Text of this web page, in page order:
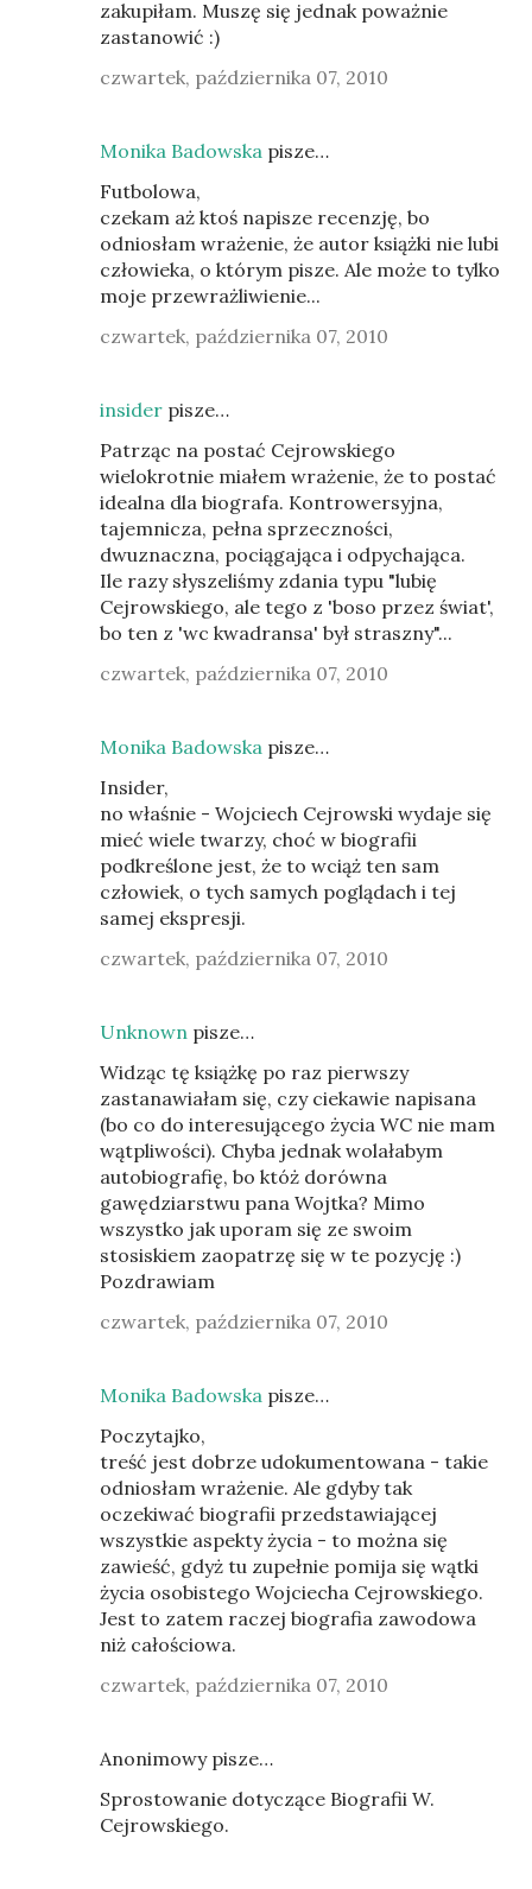
zakupiłam. Muszę się jednak poważnie
zastanowić :)
czwartek, października 07, 2010
Monika Badowska pisze…
Futbolowa,
czekam aż ktoś napisze recenzję, bo
odniosłam wrażenie, że autor książki nie lubi
człowieka, o którym pisze. Ale może to tylko
moje przewrażliwienie...
czwartek, października 07, 2010
insider pisze…
Patrząc na postać Cejrowskiego
wielokrotnie miałem wrażenie, że to postać
idealna dla biografa. Kontrowersyjna,
tajemnicza, pełna sprzeczności,
dwuznaczna, pociągająca i odpychająca.
Ile razy słyszeliśmy zdania typu "lubię
Cejrowskiego, ale tego z 'boso przez świat',
bo ten z 'wc kwadransa' był straszny"...
czwartek, października 07, 2010
Monika Badowska pisze…
Insider,
no właśnie - Wojciech Cejrowski wydaje się
mieć wiele twarzy, choć w biografii
podkreślone jest, że to wciąż ten sam
człowiek, o tych samych poglądach i tej
samej ekspresji.
czwartek, października 07, 2010
Unknown pisze…
Widząc tę książkę po raz pierwszy
zastanawiałam się, czy ciekawie napisana
(bo co do interesującego życia WC nie mam
wątpliwości). Chyba jednak wolałabym
autobiografię, bo któż dorówna
gawędziarstwu pana Wojtka? Mimo
wszystko jak uporam się ze swoim
stosiskiem zaopatrzę się w te pozycję :)
Pozdrawiam
czwartek, października 07, 2010
Monika Badowska pisze…
Poczytajko,
treść jest dobrze udokumentowana - takie
odniosłam wrażenie. Ale gdyby tak
oczekiwać biografii przedstawiającej
wszystkie aspekty życia - to można się
zawieść, gdyż tu zupełnie pomija się wątki
życia osobistego Wojciecha Cejrowskiego.
Jest to zatem raczej biografia zawodowa
niż całościowa.
czwartek, października 07, 2010
Anonimowy pisze…
Sprostowanie dotyczące Biografii W.
Cejrowskiego.